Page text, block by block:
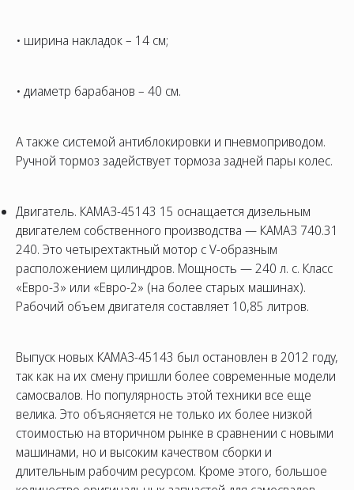
• ширина накладок – 14 см;
• диаметр барабанов – 40 см.
А также системой антиблокировки и пневмоприводом.
Ручной тормоз задействует тормоза задней пары колес.
Двигатель. КАМАЗ-45143 15 оснащается дизельным
двигателем собственного производства — КАМАЗ 740.31
240. Это четырехтактный мотор с V-образным
расположением цилиндров. Мощность — 240 л. с. Класс
«Евро-3» или «Евро-2» (на более старых машинах).
Рабочий объем двигателя составляет 10,85 литров.
Выпуск новых КАМАЗ-45143 был остановлен в 2012 году,
так как на их смену пришли более современные модели
самосвалов. Но популярность этой техники все еще
велика. Это объясняется не только их более низкой
стоимостью на вторичном рынке в сравнении с новыми
машинами, но и высоким качеством сборки и
длительным рабочим ресурсом. Кроме этого, большое